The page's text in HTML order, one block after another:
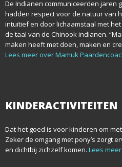
De Indianen communiceerden jaren
hadden respect voor de natuur van
intuïtief en door lichaamstaal met
de taal van de Chinook indianen.
maken heeft met doen, maken en
Lees meer over Mamuk
KINDERACTIVITEITEN
Dat het goed is voor kinderen om
Zeker de omgang met pony’s zorgt
en dichtbij zichzelf komen. Lees meer